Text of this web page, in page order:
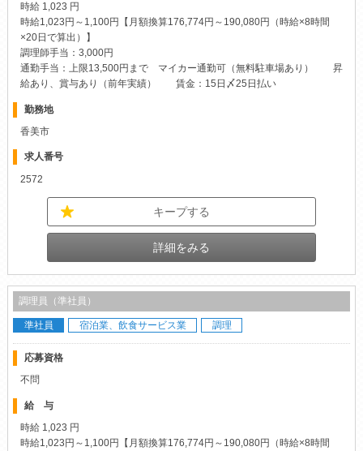
時給 1,023 円
時給1,023円～1,100円【月額換算176,774円～190,080円（時給×8時間
×20日で算出）】
調理師手当：3,000円
通勤手当：上限13,500円まで マイカー通勤可（無料駐車場あり） 昇
給あり、賞与あり（前年実績） 賃金：15日〆25日払い
勤務地
香美市
求人番号
2572
キープする
詳細をみる
調理員（準社員）
準社員 宿泊業、飲食サービス業 調理
応募資格
不問
給 与
時給 1,023 円
時給1,023円～1,100円【月額換算176,774円～190,080円（時給×8時間